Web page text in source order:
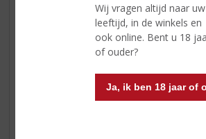
Wij vragen altijd naar uw
leeftijd, in de winkels en
ook online. Bent u 18
of ouder?
Ja, ik ben 18 jaar of
ETIKETINFORMATIE
Land van Herkomst
Nederland
70 CL
Alcoholpercentage
46% vol